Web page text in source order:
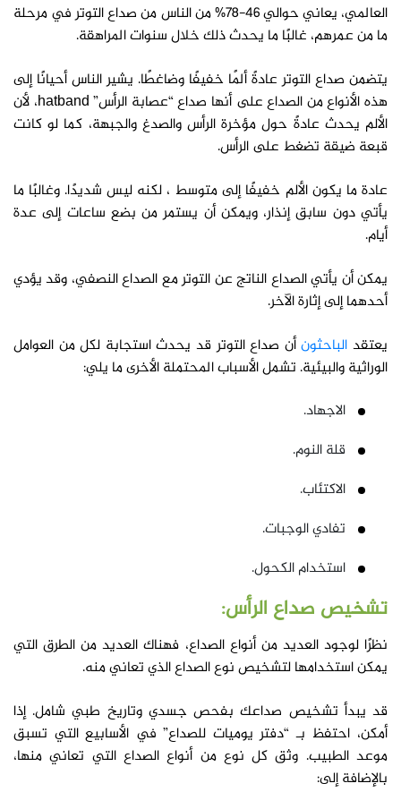
العالمي، يعاني حوالي 46-78% من الناس من صداع التوتر في مرحلة
ما من عمرهم، غالبًا ما يحدث ذلك خلال سنوات المراهقة.
يتضمن صداع التوتر عادةً ألمًا خفيفًا وضاغطًا. يشير الناس أحيانًا إلى
هذه الأنواع من الصداع على أنها صداع “عصابة الرأس” hatband، لأن
الألم يحدث عادةً حول مؤخرة الرأس والصدغ والجبهة، كما لو كانت
قبعة ضيقة تضغط على الرأس.
عادة ما يكون الألم خفيفًا إلى متوسط ​، لكنه ليس شديدًا. وغالبًا ما
يأتي دون سابق إنذار، ويمكن أن يستمر من بضع ساعات إلى عدة
أيام.
يمكن أن يأتي الصداع الناتج عن التوتر مع الصداع النصفي، وقد يؤدي
أحدهما إلى إثارة الآخر.
يعتقد الباحثونأن صداع التوتر قد يحدث استجابة لكل من العوامل
الوراثية والبيئية. تشمل الأسباب المحتملة الأخرى ما يلي:
الاجهاد.
قلة النوم.
الاكتئاب.
تفادي الوجبات.
استخدام الكحول.
تشخيص صداع الرأس:
نظرًا لوجود العديد من أنواع الصداع، فهناك العديد من الطرق التي
يمكن استخدامها لتشخيص نوع الصداع الذي تعاني منه.
قد يبدأ تشخيص صداعك بفحص جسدي وتاريخ طبي شامل. إذا
أمكن، احتفظ بـ “دفتر يوميات للصداع” في الأسابيع التي تسبق
موعد الطبيب. وثق كل نوع من أنواع الصداع التي تعاني منها،
بالإضافة إلى: